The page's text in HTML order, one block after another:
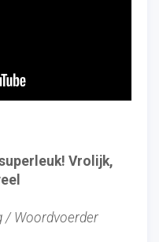
Vrolijk,
/ Woordvoerder